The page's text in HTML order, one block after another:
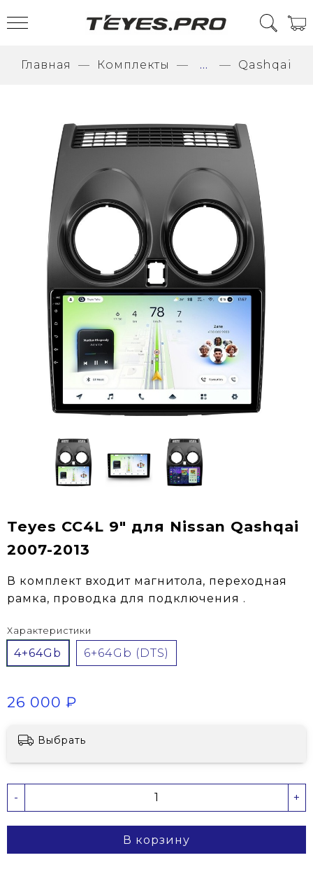
Главная Комплекты ... Qashqai
Teyes CC4L 9" для Nissan Qashqai
2007-2013
В комплект входит магнитола, переходная
рамка, проводка для подключения .
Характеристики
4+64Gb 6+64Gb (DTS)
26 000 ₽
Выбрать
- +
В корзину